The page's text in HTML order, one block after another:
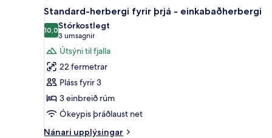
-
sameiginlegt
baðherbergi
Skoða
allar
myndir
fyrir
Standard-
herbergi
fyrir
þrjá
-
einkabaðherbergi
Standard-herbergi fyrir þrjá
5
Standard-herbergi fyrir þrjá - einkabaðherbergi
10,010,0 af 10
Stórkostlegt
3 umsagnir
(3
umsagnir)
Útsýni til fjalla
22 fermetrar
Pláss fyrir 3
3 einbreið rúm
Ókeypis þráðlaust net
Nánari upplýsingar
Nánari